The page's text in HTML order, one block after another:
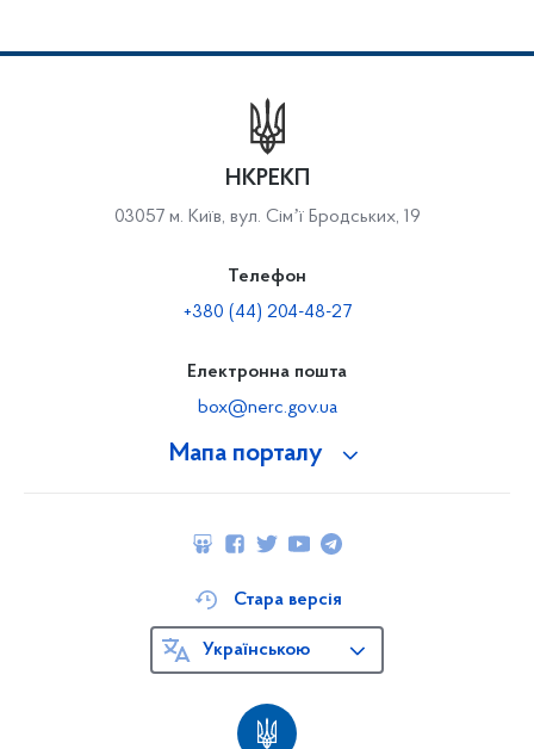
Мапа порталу
НКРЕКП
03057 м. Київ, вул. Сімʼї Бродських, 19
Телефон
+380 (44) 204-48-27
Електронна пошта
box@nerc.gov.ua
Стара версія
Українською